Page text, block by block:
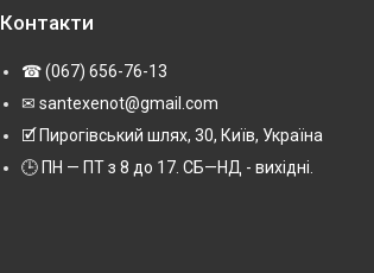
Контакти
☎ (067) 656-76-13
✉ santexenot@gmail.com
🗹 Пирогівський шлях, 30, Київ, Україна
🕒 ПН — ПТ з 8 до 17. СБ—НД - вихідні.